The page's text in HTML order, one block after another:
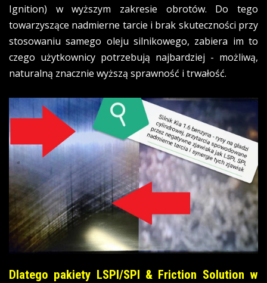
Ignition) w wyższym zakresie obrotów. Do tego
towarzyszące nadmierne tarcie i brak skuteczności przy
stosowaniu samego oleju silnikowego, zabiera im to
czego użytkownicy potrzebują najbardziej - możliwą,
naturalną znacznie wyższą sprawność i trwałość.
Dlatego pakiety LSPI/SPI & Friction Solution w